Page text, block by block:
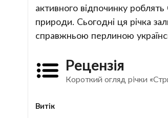
активного відпочинку
природи. Сьогодні ця річка
справжньою перлиною
Рецензія
Короткий огляд річки
Витік